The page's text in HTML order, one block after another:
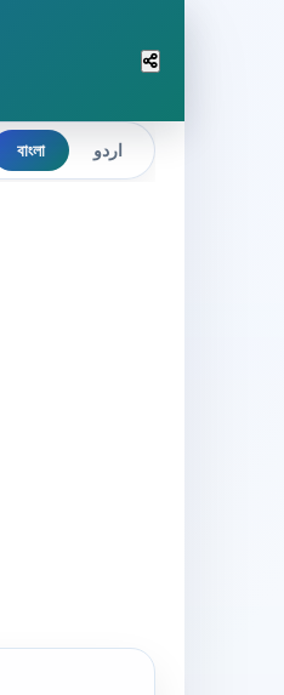
বাংলা اردو